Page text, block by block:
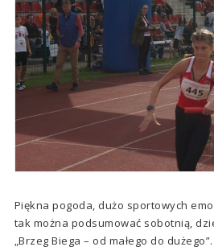
Piękna pogoda, dużo sportowych
tak można podsumować sobotnią,
„Brzeg Biega – od małego do